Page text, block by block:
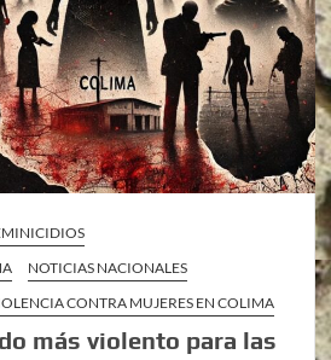
NOTICIAS NACIONALES
CONTRA MUJERES EN COLIMA
más violento para las